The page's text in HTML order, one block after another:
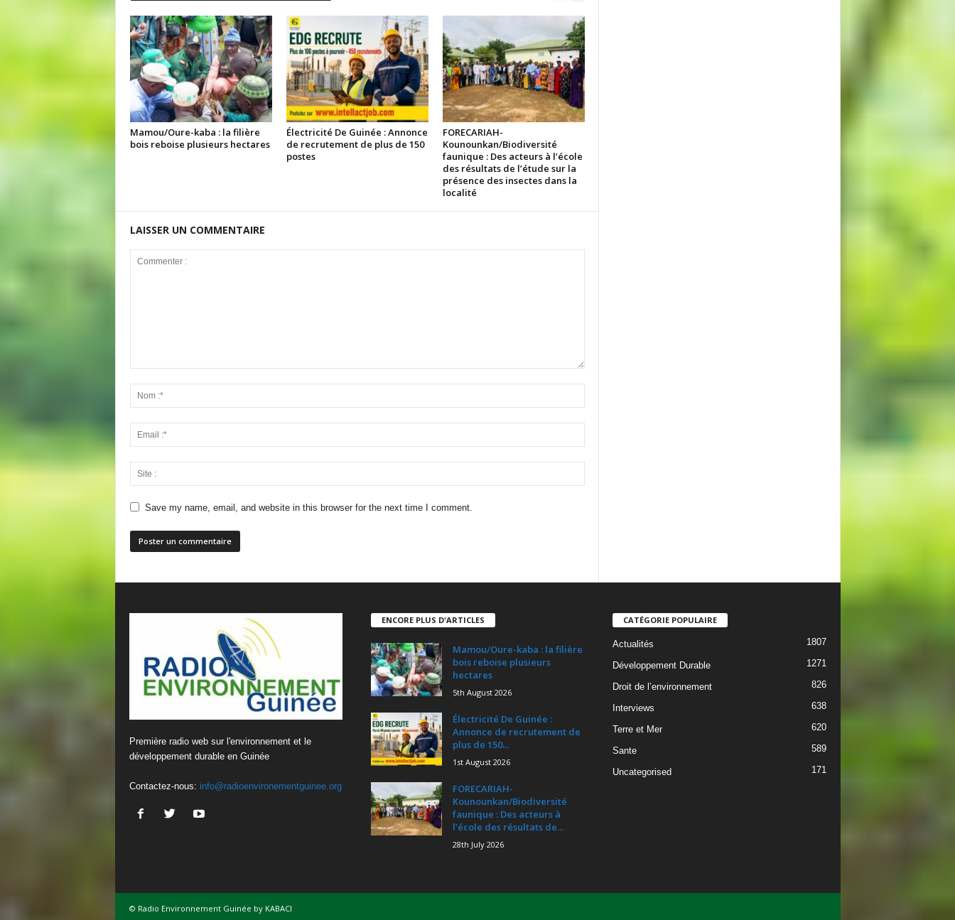
Mamou/Oure-kaba : la filière
bois reboise plusieurs hectares
Électricité De Guinée : Annonce
de recrutement de plus de 150
postes
FORECARIAH-
Kounounkan/Biodiversité
faunique : Des acteurs à l’école
des résultats de l’étude sur la
présence des insectes dans la
localité
LAISSER UN COMMENTAIRE
Save my name, email, and website in this browser for the next time I comment.
Première radio web sur l'environnement et le
développement durable en Guinée
Contactez-nous: info@radioenvironementguinee.org
ENCORE PLUS D'ARTICLES
Mamou/Oure-kaba : la filière
bois reboise plusieurs
hectares
5th August 2026
Électricité De Guinée :
Annonce de recrutement de
plus de 150...
1st August 2026
FORECARIAH-
Kounounkan/Biodiversité
faunique : Des acteurs à
l’école des résultats de...
28th July 2026
CATÉGORIE POPULAIRE
Actualités 1807
Développement Durable 1271
Droit de l’environnement 826
Interviews 638
Terre et Mer 620
Sante 589
Uncategorised 171
© Radio Environnement Guinée by KABACI